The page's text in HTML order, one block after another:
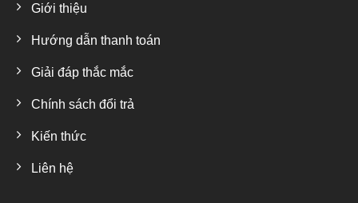
Giới thiệu
Hướng dẫn thanh toán
Giải đáp thắc mắc
Chính sách đổi trả
Kiến thức
Liên hệ